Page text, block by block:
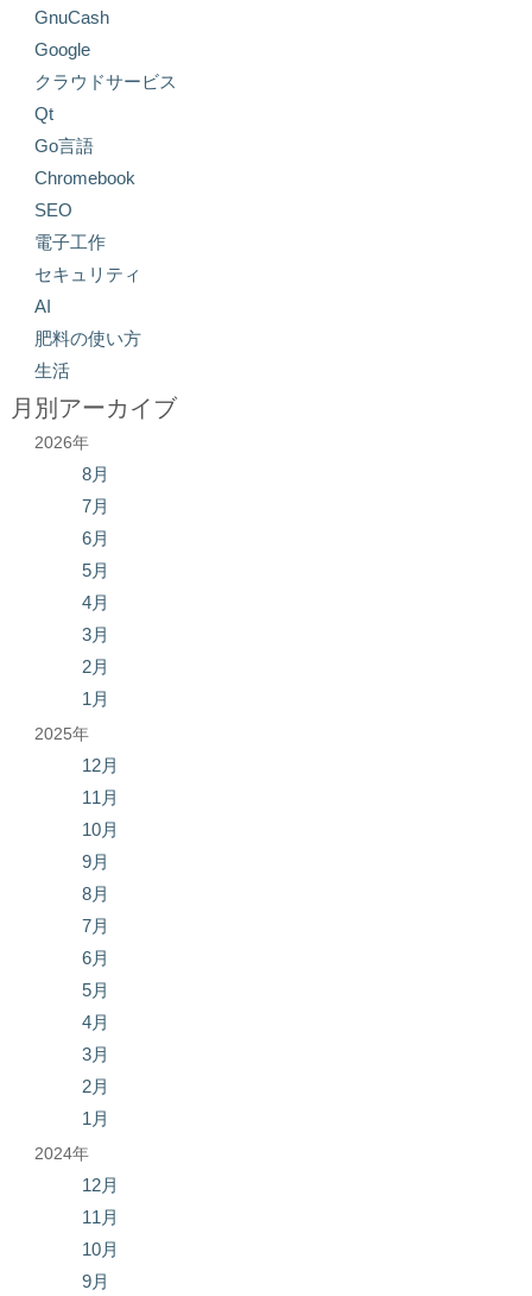
GnuCash
Google
クラウドサービス
Qt
Go言語
Chromebook
SEO
電子工作
セキュリティ
AI
肥料の使い方
生活
月別アーカイブ
2026年
8月
7月
6月
5月
4月
3月
2月
1月
2025年
12月
11月
10月
9月
8月
7月
6月
5月
4月
3月
2月
1月
2024年
12月
11月
10月
9月